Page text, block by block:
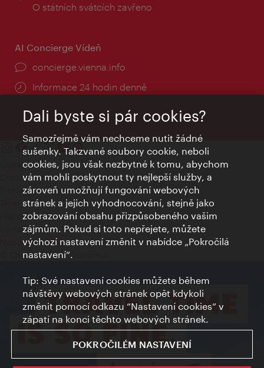
doba:
O státních svátcích zavřeno
AI Concierge Vídeň
concierge.vienna.info
Informace 24 hodin denně
Kontakty
Credits
Prohlášení o ochraně osobních údajů
Terms of Use
Přístupnost
Kontakt pro tisk
Nastavení cookies
© Copyright Wien Tourismus
Dali byste si pár cookies?
Samozřejmě vám nechceme nutit žádné
sušenky. Takzvané soubory cookie, neboli
cookies, jsou však nezbytné k tomu, abychom
vám mohli poskytnout ty nejlepší služby, a
zároveň umožňují fungování webových
stránek a jejich vyhodnocování, stejně jako
zobrazování obsahu přizpůsobeného vašim
zájmům. Pokud si toto nepřejete, můžete
výchozí nastavení změnit v nabídce „Pokročilá
nastavení“.
Tip: Své nastavení cookies můžete během
návštěvy webových stránek opět kdykoli
změnit pomocí odkazu “Nastavení cookies” v
zápatí na konci těchto webových stránek.
POKROČILÉM NASTAVENÍ